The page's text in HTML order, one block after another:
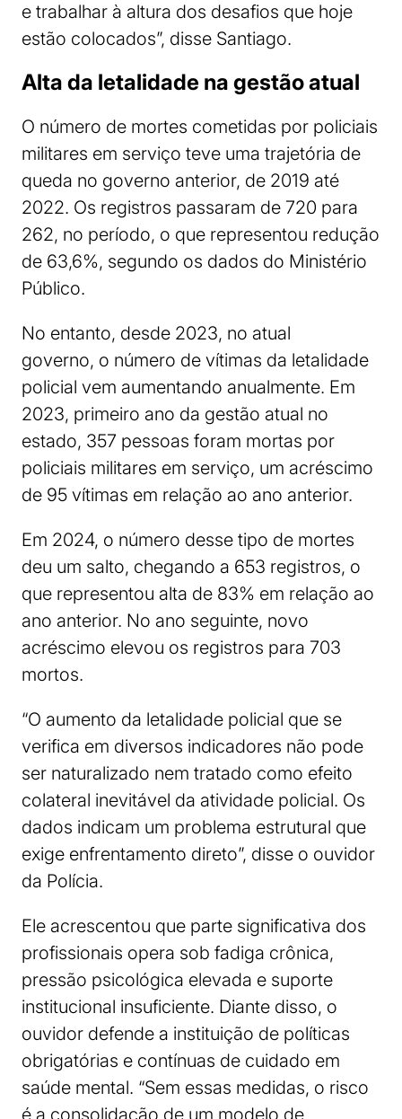
e trabalhar à altura dos desafios que hoje
estão colocados”, disse Santiago.
Alta da letalidade na gestão atual
O número de mortes cometidas por policiais
militares em serviço teve uma trajetória de
queda no governo anterior, de 2019 até
2022. Os registros passaram de 720 para
262, no período, o que representou redução
de 63,6%, segundo os dados do Ministério
Público.
No entanto, desde 2023, no atual
governo, o número de vítimas da letalidade
policial vem aumentando anualmente. Em
2023, primeiro ano da gestão atual no
estado, 357 pessoas foram mortas por
policiais militares em serviço, um acréscimo
de 95 vítimas em relação ao ano anterior.
Em 2024, o número desse tipo de mortes
deu um salto, chegando a 653 registros, o
que representou alta de 83% em relação ao
ano anterior. No ano seguinte, novo
acréscimo elevou os registros para 703
mortos.
“O aumento da letalidade policial que se
verifica em diversos indicadores não pode
ser naturalizado nem tratado como efeito
colateral inevitável da atividade policial. Os
dados indicam um problema estrutural que
exige enfrentamento direto”, disse o ouvidor
da Polícia.
Ele acrescentou que parte significativa dos
profissionais opera sob fadiga crônica,
pressão psicológica elevada e suporte
institucional insuficiente. Diante disso, o
ouvidor defende a instituição de políticas
obrigatórias e contínuas de cuidado em
saúde mental. “Sem essas medidas, o risco
é a consolidação de um modelo de